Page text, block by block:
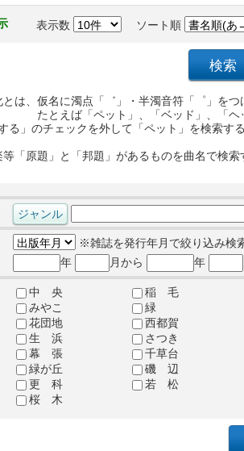
表示数 ソート順
とは、仮名に濁点「゛」・半濁音符「゜」を
たとえば「ペット」、「ベッド」、「
する」のチェックを外して「ペット」を検索
等「原題」と「邦題」があるものを曲名で検
※雑誌を発行年月で絞り込み検
年
月から 年
中 央
稲 毛
みやこ
緑
花団地
西都賀
生 浜
さつき
幕 張
千草台
緑が丘
磯 辺
更 科
若 松
桜 木